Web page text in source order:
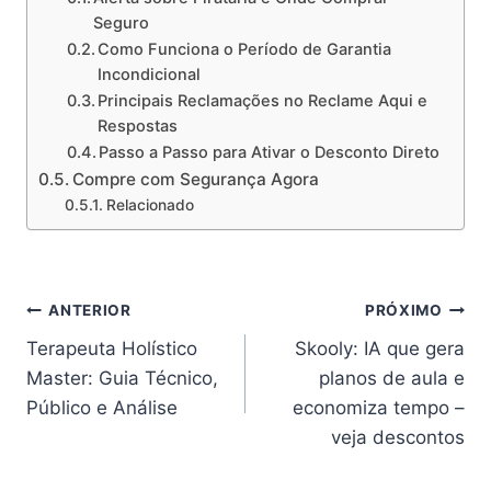
Seguro
Como Funciona o Período de Garantia
Incondicional
Principais Reclamações no Reclame Aqui e
Respostas
Passo a Passo para Ativar o Desconto Direto
Compre com Segurança Agora
Relacionado
Navegação
de
Post
ANTERIOR
Terapeuta Holístico
Master: Guia Técnico,
Público e Análise
PRÓXIMO
Skooly: IA que gera
planos de aula e
economiza tempo –
veja descontos